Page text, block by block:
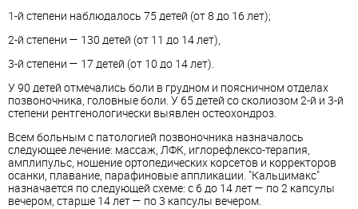
1-й степени наблюдалось 75 детей (от 8 до 16 лет);
2-й степени — 130 детей (от 11 до 14 лет),
3-й степени — 17 детей (от 10 до 14 лет).
У 90 детей отмечались боли в грудном и поясничном отделах
позвоночника, головные боли. У 65 детей со сколиозом 2-й и 3-й
степени рентгенологически выявлен остеохондроз.
Всем больным с патологией позвоночника назначалось
следующее лечение: массаж, ЛФК, иглорефлексо-терапия,
амплипульс, ношение ортопедических корсетов и корректоров
осанки, плавание, парафиновые аппликации. "Кальцимакс"
назначается по следующей схеме: с 6 до 14 лет — по 2 капсулы
вечером, старше 14 лет — по 3 капсулы вечером.